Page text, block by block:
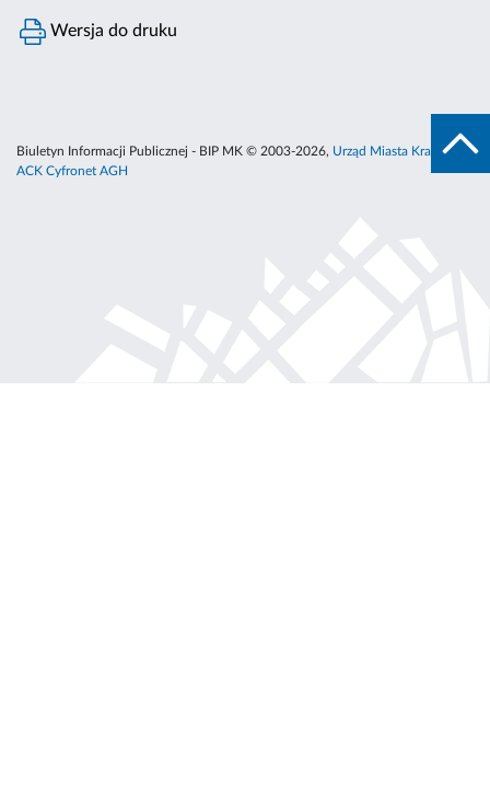
Wersja do druku
Biuletyn Informacji Publicznej - BIP MK © 2003-2026, Urząd Miasta Krakowa
ACK Cyfronet AGH